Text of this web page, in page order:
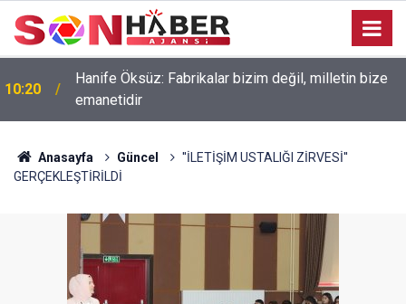
10:20
Hanife Öksüz: Fabrikalar bizim değil, milletin bize
emanetidir
Anasayfa Güncel
''İLETİŞİM USTALIĞI ZİRVESİ''
GERÇEKLEŞTİRİLDİ